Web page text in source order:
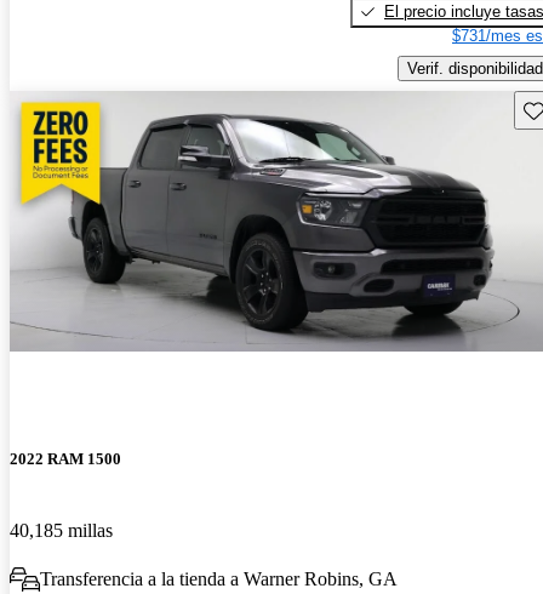
El precio incluye tasas
$731/mes
Verif. disponibilidad
2022 RAM 1500
40,185 millas
Transferencia a la tienda a Warner Robins, GA